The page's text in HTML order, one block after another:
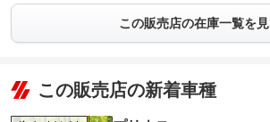
この販売店の在庫一覧を
この販売店の新着車種